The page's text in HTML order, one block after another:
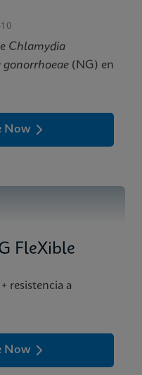
Chlamydia
gonorrhoeae (NG) en
Now
FleXible
+ resistencia a
Now